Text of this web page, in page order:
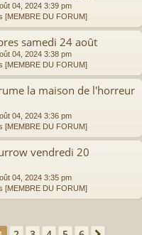
04, 2024 3:39 pm
[MEMBRE DU FORUM]
samedi 24 août
04, 2024 3:38 pm
[MEMBRE DU FORUM]
la maison de l'horreur
04, 2024 3:36 pm
[MEMBRE DU FORUM]
vendredi 20
04, 2024 3:35 pm
[MEMBRE DU FORUM]